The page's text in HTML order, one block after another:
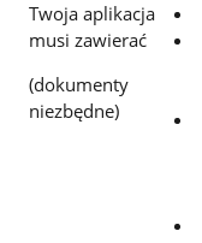
Twoja aplikacja
musi zawierać
(dokumenty
niezbędne)